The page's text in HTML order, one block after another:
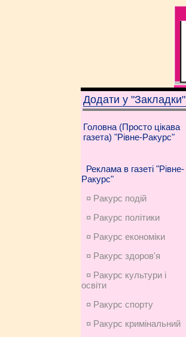
Додати у "Закладки"
Головна (Просто цікава
газета) "Рівне-Ракурс"
Реклама в газеті "Рівне-
Ракурс"
¤ Ракурс подій
¤ Ракурс політики
¤ Ракурс економiки
¤ Ракурс здоров'я
¤ Ракурс культури і
освіти
¤ Ракурс спорту
¤ Ракурс кримінальний